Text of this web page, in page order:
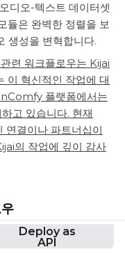
Deploy as
API
디오-텍스트 데이터셋
듈은 완벽한 정렬을 보
생성을 변혁합니다.
련 워크플로우는 Kijai
이 혁신적인 작업에 대
플랫폼에서는
고 있습니다. 현재
결이나 파트너십이
의 작업에 깊이 감사